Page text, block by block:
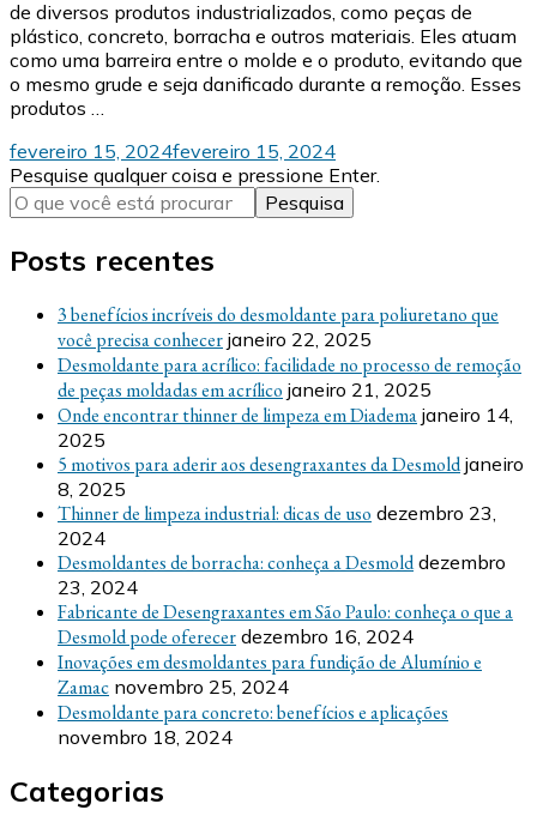
de diversos produtos industrializados, como peças de
plástico, concreto, borracha e outros materiais. Eles atuam
como uma barreira entre o molde e o produto, evitando que
o mesmo grude e seja danificado durante a remoção. Esses
produtos …
fevereiro 15, 2024fevereiro 15, 2024
Procurando
algo?
Pesquise qualquer coisa e pressione Enter.
Posts recentes
3 benefícios incríveis do desmoldante para poliuretano que
você precisa conhecer janeiro 22, 2025
Desmoldante para acrílico: facilidade no processo de remoção
de peças moldadas em acrílico janeiro 21, 2025
Onde encontrar thinner de limpeza em Diadema janeiro 14,
2025
5 motivos para aderir aos desengraxantes da Desmold janeiro
8, 2025
Thinner de limpeza industrial: dicas de uso dezembro 23,
2024
Desmoldantes de borracha: conheça a Desmold dezembro
23, 2024
Fabricante de Desengraxantes em São Paulo: conheça o que a
Desmold pode oferecer dezembro 16, 2024
Inovações em desmoldantes para fundição de Alumínio e
Zamac novembro 25, 2024
Desmoldante para concreto: benefícios e aplicações
novembro 18, 2024
Categorias